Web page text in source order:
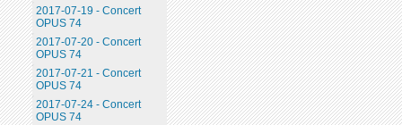
2017-07-19 - Concert
OPUS 74
2017-07-20 - Concert
OPUS 74
2017-07-21 - Concert
OPUS 74
2017-07-24 - Concert
OPUS 74